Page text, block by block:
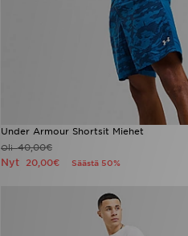
Under Armour Shortsit Miehet
Oli40,00€
Nyt 20,00€ Säästä 50%